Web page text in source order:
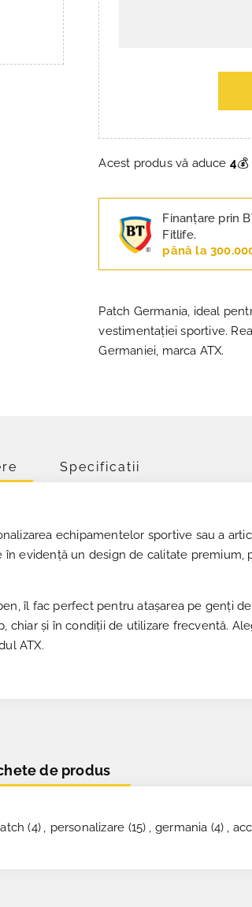
Acest produs vă aduce 4
Finanțare prin
Fitlife.
până la
Patch Germania, ideal
vestimentației sportive.
Germaniei, marca ATX.
Specificatii
echipamentelor sportive sau a
evidență un design de calitate premium,
îl fac perfect pentru atașarea pe genți
și în condiții de utilizare frecventă.
ATX.
de produs
(4) , personalizare (15) , germania (4) ,